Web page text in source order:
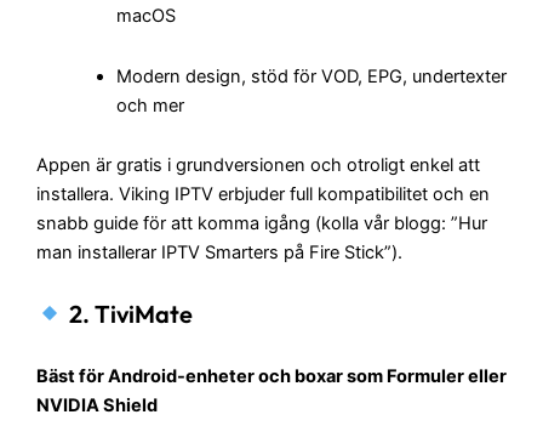
macOS
Modern design, stöd för VOD, EPG, undertexter
och mer
Appen är gratis i grundversionen och otroligt enkel att
installera. Viking IPTV erbjuder full kompatibilitet och en
snabb guide för att komma igång (kolla vår blogg: ”Hur
man installerar IPTV Smarters på Fire Stick”).
2. TiviMate
Bäst för Android-enheter och boxar som Formuler eller
NVIDIA Shield